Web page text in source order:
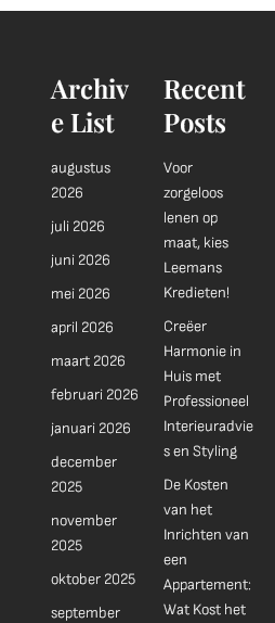
Archiv
e List
augustus
2026
juli 2026
juni 2026
mei 2026
april 2026
maart 2026
februari 2026
januari 2026
december
2025
november
2025
oktober 2025
september
Recent
Posts
Voor
zorgeloos
lenen op
maat, kies
Leemans
Kredieten!
Creëer
Harmonie in
Huis met
Professioneel
Interieuradvie
s en Styling
De Kosten
van het
Inrichten van
een
Appartement:
Wat Kost het